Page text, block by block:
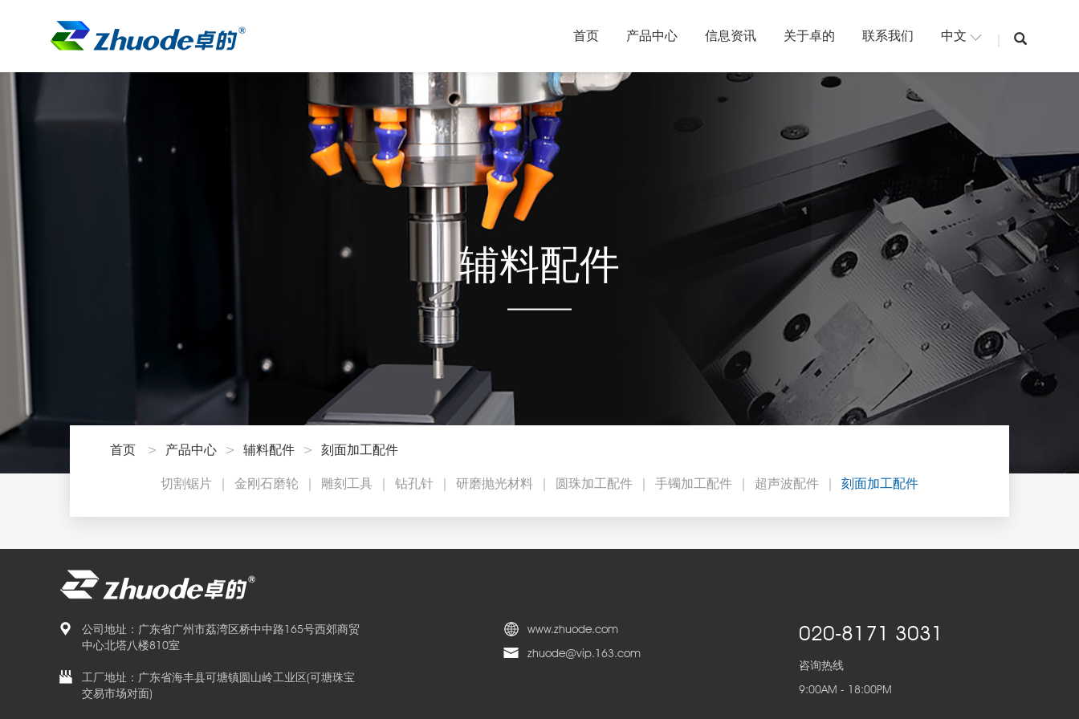
首页 产品中心 信息资讯 关于卓的 联系我们 中文
辅料配件
首页 产品中心 辅料配件 刻面加工配件
切割锯片 金刚石磨轮 雕刻工具 钻孔针 研磨抛光材料 圆珠加工配件 手镯加工配件 超声波配件 刻面加工配件
公司地址：广东省广州市荔湾区桥中中路165号西郊商贸
中心北塔八楼810室
工厂地址：广东省海丰县可塘镇圆山岭工业区(可塘珠宝
交易市场对面)
www.zhuode.com
zhuode@vip.163.com
020-8171 3031
咨询热线
9:00AM - 18:00PM